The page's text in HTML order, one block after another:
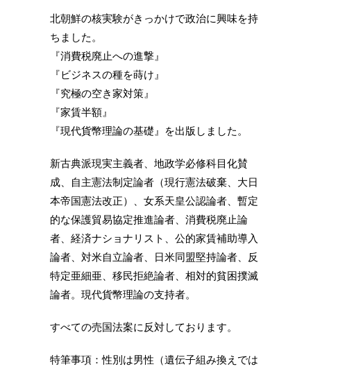
北朝鮮の核実験がきっかけで政治に興味を持
ちました。
『消費税廃止への進撃』
『ビジネスの種を蒔け』
『究極の空き家対策』
『家賃半額』
『現代貨幣理論の基礎』を出版しました。
新古典派現実主義者、地政学必修科目化賛
成、自主憲法制定論者（現行憲法破棄、大日
本帝国憲法改正）、女系天皇公認論者、暫定
的な保護貿易協定推進論者、消費税廃止論
者、経済ナショナリスト、公的家賃補助導入
論者、対米自立論者、日米同盟堅持論者、反
特定亜細亜、移民拒絶論者、相対的貧困撲滅
論者。現代貨幣理論の支持者。
すべての売国法案に反対しております。
特筆事項：性別は男性（遺伝子組み換えでは